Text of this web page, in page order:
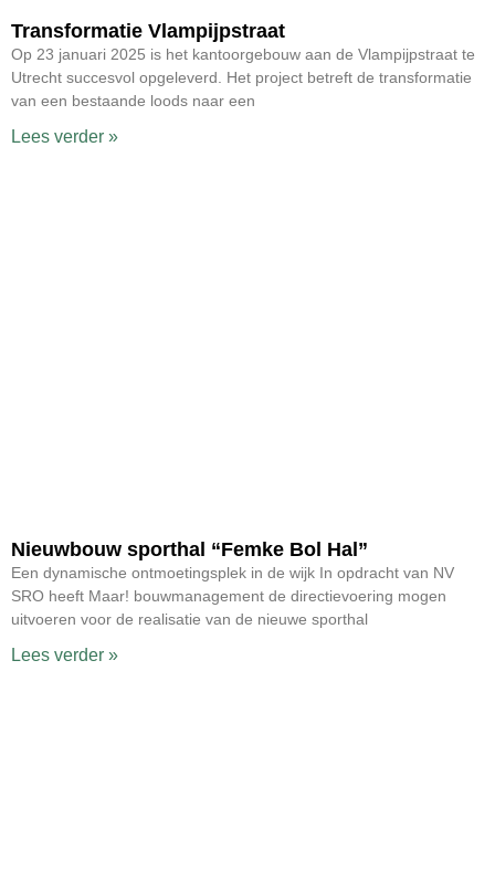
Transformatie Vlampijpstraat
Op 23 januari 2025 is het kantoorgebouw aan de Vlampijpstraat te
Utrecht succesvol opgeleverd. Het project betreft de transformatie
van een bestaande loods naar een
Lees verder »
Nieuwbouw sporthal “Femke Bol Hal”
Een dynamische ontmoetingsplek in de wijk In opdracht van NV
SRO heeft Maar! bouwmanagement de directievoering mogen
uitvoeren voor de realisatie van de nieuwe sporthal
Lees verder »